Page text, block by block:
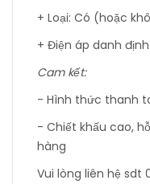
+ Loại: Có (hoặc
+ Điện áp danh
Cam kết:
- Hình thức thanh
- Chiết khấu cao,
hàng
Vui lòng liên hệ sdt